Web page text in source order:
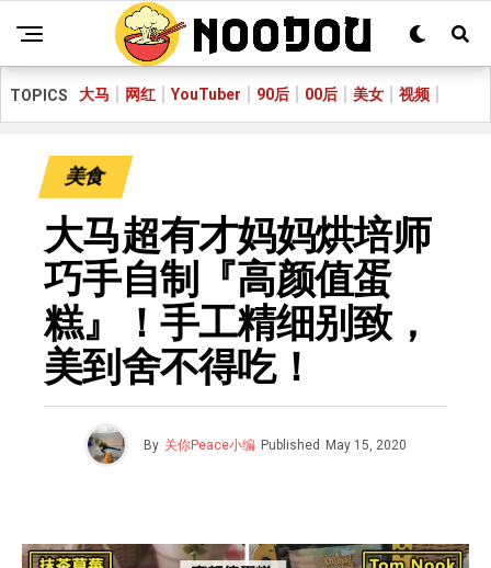
TOPICS 大马 网红 YouTuber 90后 00后 美女 视频
美食
大马超有才妈妈烘培师
巧手自制『高颜值蛋
糕』！手工精细别致，
美到舍不得吃！
By 关你Peace小编 Published May 15, 2020